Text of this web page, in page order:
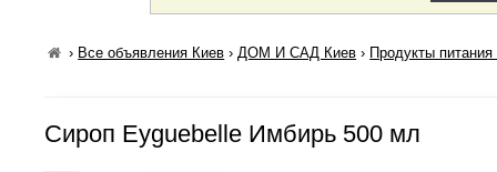
› Все объявления Киев ›ДОМ И САД Киев › Продукты
Сироп Eyguebelle Имбирь 500 мл